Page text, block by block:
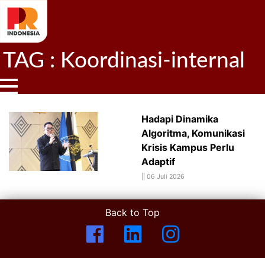
TAG : Koordinasi-internal
Hadapi Dinamika
Algoritma, Komunikasi
Krisis Kampus Perlu
Adaptif
06 Juli 2026
Back to Top